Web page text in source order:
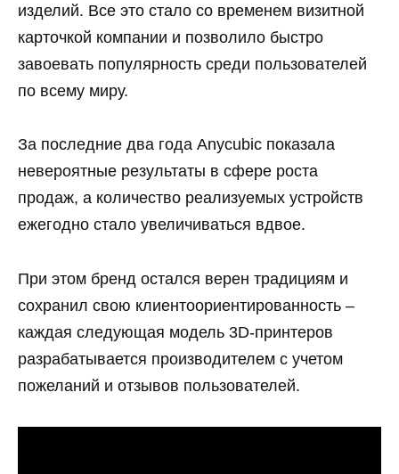
изделий. Все это стало со временем визитной
карточкой компании и позволило быстро
завоевать популярность среди пользователей
по всему миру.
За последние два года Anycubic показала
невероятные результаты в сфере роста
продаж, а количество реализуемых устройств
ежегодно стало увеличиваться вдвое.
При этом бренд остался верен традициям и
сохранил свою клиентоориентированность –
каждая следующая модель 3D-принтеров
разрабатывается производителем с учетом
пожеланий и отзывов пользователей.